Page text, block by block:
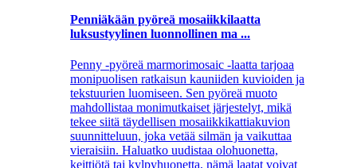
Penniäkään pyöreä mosaiikkilaatta
luksustyylinen luonnollinen ma ...
Penny -pyöreä marmorimosaic -laatta tarjoaa
monipuolisen ratkaisun kauniiden kuvioiden ja
tekstuurien luomiseen. Sen pyöreä muoto
mahdollistaa monimutkaiset järjestelyt, mikä
tekee siitä täydellisen mosaiikkikattiakuvion
suunnitteluun, joka vetää silmän ja vaikuttaa
vieraisiin. Haluatko uudistaa olohuonetta,
keittiötä tai kylpyhuonetta, nämä laatat voivat